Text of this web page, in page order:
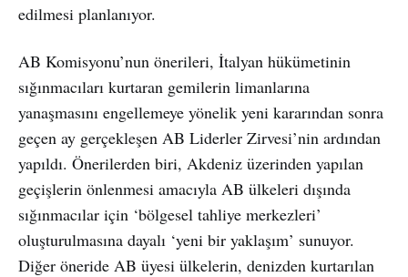
edilmesi planlanıyor.
AB Komisyonu’nun önerileri, İtalyan hükümetinin
sığınmacıları kurtaran gemilerin limanlarına
yanaşmasını engellemeye yönelik yeni kararından sonra
geçen ay gerçekleşen AB Liderler Zirvesi’nin ardından
yapıldı. Önerilerden biri, Akdeniz üzerinden yapılan
geçişlerin önlenmesi amacıyla AB ülkeleri dışında
sığınmacılar için ‘bölgesel tahliye merkezleri’
oluşturulmasına dayalı ‘yeni bir yaklaşım’ sunuyor.
Diğer öneride AB üyesi ülkelerin, denizden kurtarılan